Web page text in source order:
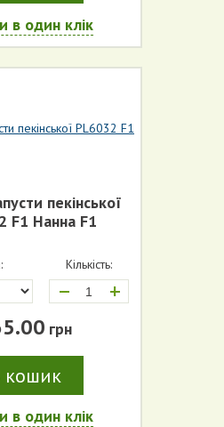
в один клік
пекінської
F1 Нанна F1
Кількість:
+
грн
кошик
в один клік